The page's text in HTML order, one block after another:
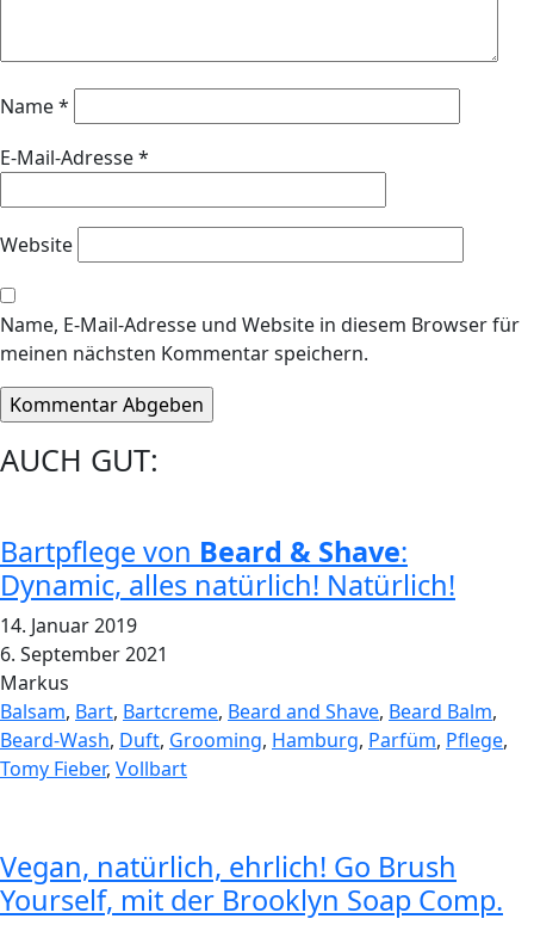
Name*
E-Mail-Adresse*
Website
Name, E-Mail-Adresse und Website in diesem Browser für
meinen nächsten Kommentar speichern.
AUCH GUT:
Bartpflege von Beard & Shave:
Dynamic, alles natürlich! Natürlich!
14. Januar 2019
6. September 2021
Markus
Balsam, Bart, Bartcreme, Beard and Shave, Beard Balm,
Beard-Wash, Duft, Grooming, Hamburg, Parfüm, Pflege,
Tomy Fieber, Vollbart
Vegan, natürlich, ehrlich! Go Brush
Yourself, mit der Brooklyn Soap Comp.